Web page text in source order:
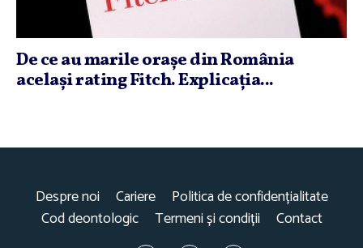
De ce au marile oraşe din România
acelaşi rating Fitch. Explicaţia...
Despre noi Cariere
Politica de confidențialitate
Cod deontologic
Termeni și condiții Contact